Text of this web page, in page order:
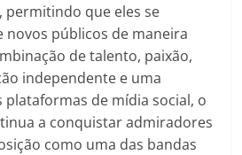
permitindo que eles se
novos públicos de maneira
de talento, paixão,
independente e uma
plataformas de mídia social, o
a conquistar admiradores
como uma das bandas